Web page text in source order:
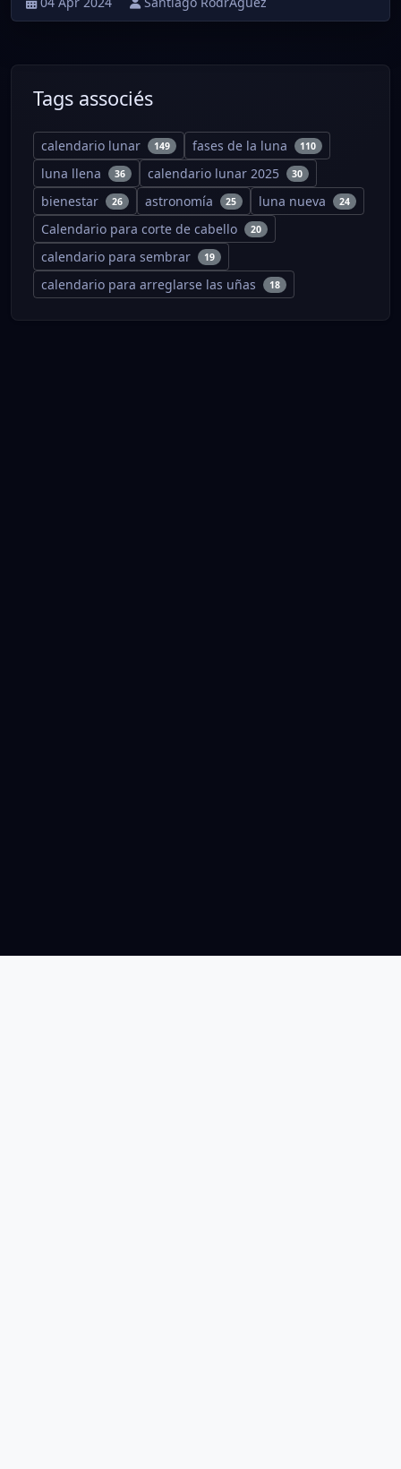
Tags associés
calendario lunar 149 fases de la luna 110
luna llena 36 calendario lunar 2025 30
bienestar 26 astronomía 25 luna nueva 24
Calendario para corte de cabello 20
calendario para sembrar 19
calendario para arreglarse las uñas 18